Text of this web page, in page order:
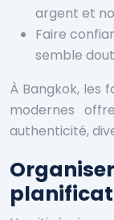
argent et
Faire
semble
À Bangkok, les
modernes
authenticité,